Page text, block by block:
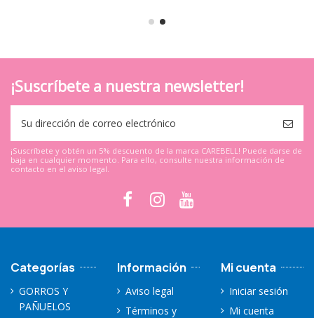
¡Suscríbete a nuestra newsletter!
¡Suscríbete y obtén un 5% descuento de la marca CAREBELL! Puede darse de
baja en cualquier momento. Para ello, consulte nuestra información de
contacto en el aviso legal.
Categorías
GORROS Y
PAÑUELOS
Información
Aviso legal
Términos y
Mi cuenta
Iniciar sesión
Mi cuenta